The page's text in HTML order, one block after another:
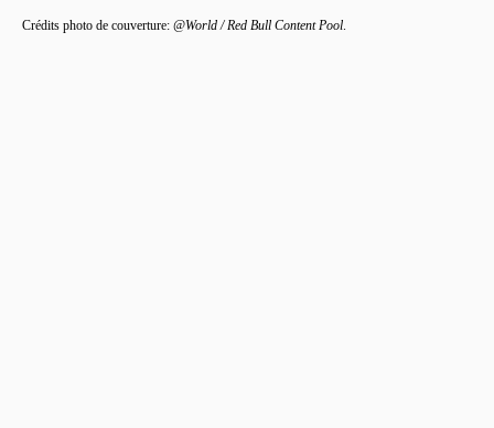
Crédits photo de couverture: @World / Red Bull Content Pool.